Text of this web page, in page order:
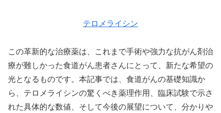
テロメライシン
この革新的な治療薬は、これまで手術や強力な抗がん剤治
療が難しかった食道がん患者さんにとって、新たな希望の
光となるものです。本記事では、食道がんの基礎知識か
ら、テロメライシンの驚くべき薬理作用、臨床試験で示さ
れた具体的な数値、そして今後の展望について、分かりや